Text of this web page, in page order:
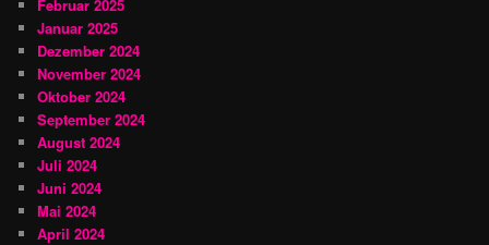
Februar 2025
Januar 2025
Dezember 2024
November 2024
Oktober 2024
September 2024
August 2024
Juli 2024
Juni 2024
Mai 2024
April 2024